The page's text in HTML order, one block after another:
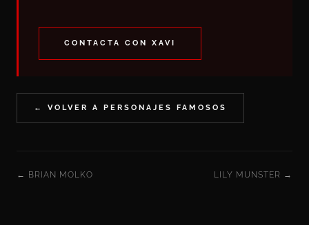
CONTACTA CON XAVI
← VOLVER A PERSONAJES FAMOSOS
← BRIAN MOLKO LILY MUNSTER →